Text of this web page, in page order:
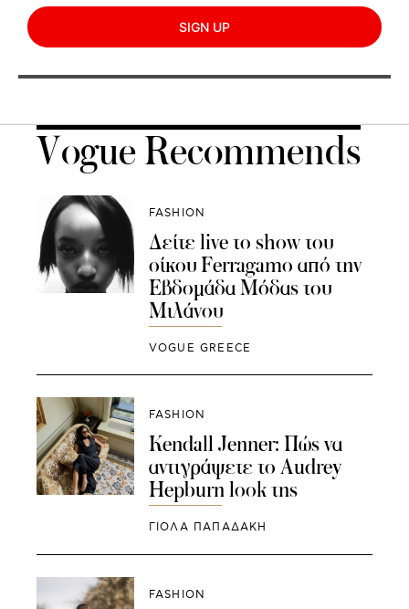
SIGN UP
Vogue Recommends
FASHION
Δείτε live το show του
οίκου Ferragamo από την
Εβδομάδα Μόδας του
Μιλάνου
VOGUE GREECE
FASHION
Kendall Jenner: Πώς να
αντιγράψετε το Audrey
Hepburn look της
ΓΙΌΛΑ ΠΑΠΑΔΆΚΗ
FASHION